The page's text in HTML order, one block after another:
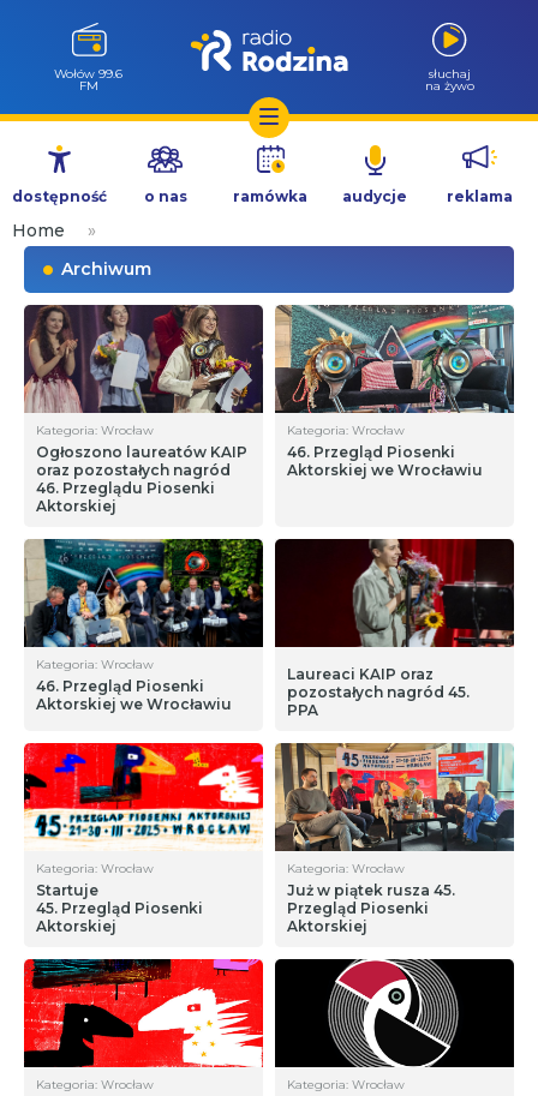
Przejdź
treści
Wołów 99.6
FM
słuchaj
na żywo
dostępność o nas ramówka audycje reklama
Home
»
Archiwum
Kategoria: Wrocław
Ogłoszono laureatów KAIP
oraz pozostałych nagród
46. Przeglądu Piosenki
Aktorskiej
Kategoria: Wrocław
46. Przegląd Piosenki
Aktorskiej we Wrocławiu
Kategoria: Wrocław
46. Przegląd Piosenki
Aktorskiej we Wrocławiu
Laureaci KAIP oraz
pozostałych nagród 45.
PPA
Kategoria: Wrocław
Startuje
45. Przegląd Piosenki
Aktorskiej
Kategoria: Wrocław
Już w piątek rusza 45.
Przegląd Piosenki
Aktorskiej
Kategoria: Wrocław Kategoria: Wrocław